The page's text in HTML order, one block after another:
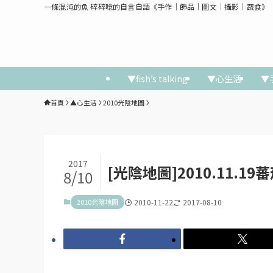
一條混沌的魚 碎碎唸的自言自語《手作│飾品│圖文│攝影│蔬食》
▼fish’s talking ▼心生活 ▼
首頁 ▲心生活 2010光陰地圖
[光陰地圖]2010.11.19
2017
8/10
2010光陰地圖 2010-11-22 2017-08-10